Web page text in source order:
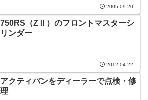
2005.09.20
750RS（ZⅡ）のフロントマスターシ
リンダー
2012.04.22
アクティバンをディーラーで点検・修
理